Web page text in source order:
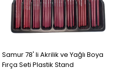
Samur 78' li Akrilik ve Yağlı Boya
Fırça Seti Plastik Stand